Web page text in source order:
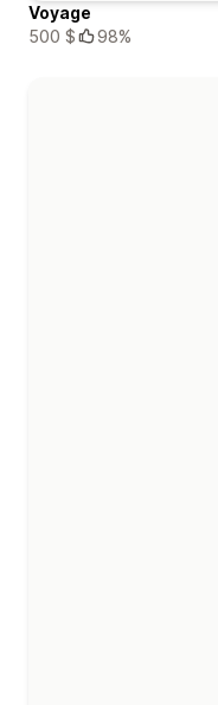
Voyage
500 $
98%